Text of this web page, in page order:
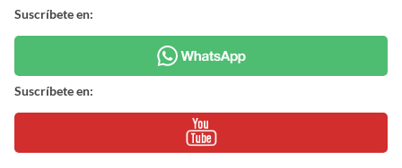
Suscríbete en:
Suscríbete en: